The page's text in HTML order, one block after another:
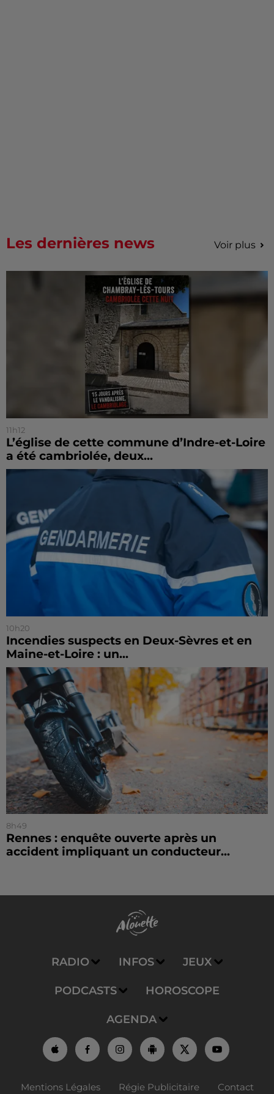
Les dernières news Voir plus
11h12
L’église de cette commune d’Indre-et-Loire
a été cambriolée, deux...
10h20
Incendies suspects en Deux-Sèvres et en
Maine-et-Loire : un...
8h49
Rennes : enquête ouverte après un
accident impliquant un conducteur...
RADIO INFOS JEUX
PODCASTS HOROSCOPE
AGENDA
Mentions Légales Régie Publicitaire Contact